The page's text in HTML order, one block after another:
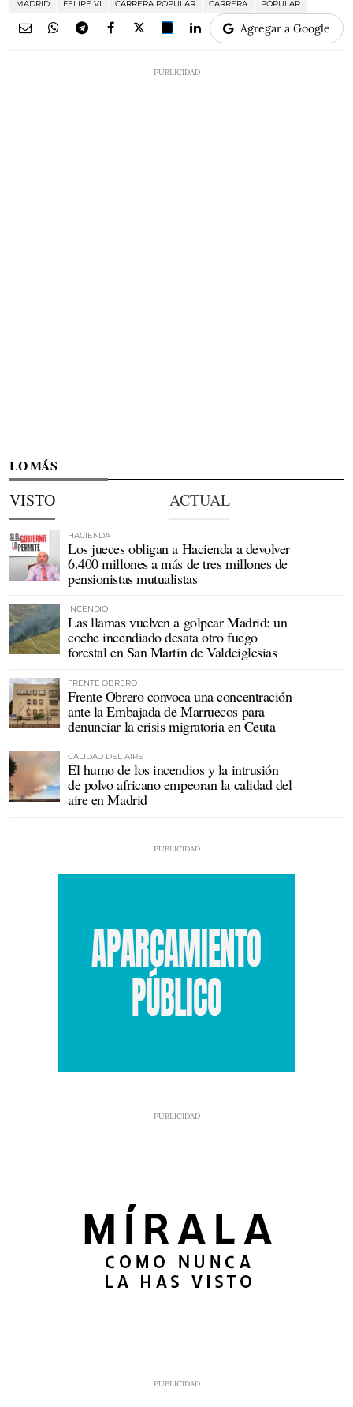
MADRID FELIPE VI CARRERA POPULAR CARRERA POPULAR
Agregar a Google
LO MÁS
VISTO ACTUAL
HACIENDA
Los jueces obligan a Hacienda a devolver
6.400 millones a más de tres millones de
pensionistas mutualistas
INCENDIO
Las llamas vuelven a golpear Madrid: un
coche incendiado desata otro fuego
forestal en San Martín de Valdeiglesias
FRENTE OBRERO
Frente Obrero convoca una concentración
ante la Embajada de Marruecos para
denunciar la crisis migratoria en Ceuta
CALIDAD DEL AIRE
El humo de los incendios y la intrusión
de polvo africano empeoran la calidad del
aire en Madrid